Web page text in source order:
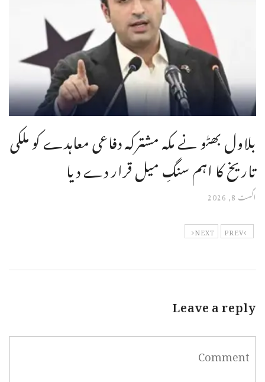
بلاول بھٹو نے مکہ مشترکہ دفاعی معاہدے کو ملکی
تاریخ کا اہم سنگِ میل قرار دے دیا
اگست 8, 2026
PREV
NEXT
Leave a reply